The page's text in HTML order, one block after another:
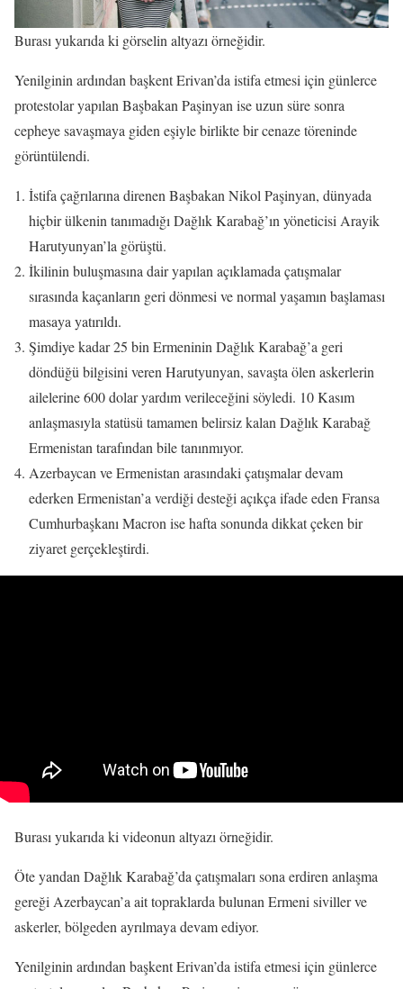
Burası yukarıda ki görselin altyazı örneğidir.
Yenilginin ardından başkent Erivan’da istifa etmesi için günlerce
protestolar yapılan Başbakan Paşinyan ise uzun süre sonra
cepheye savaşmaya giden eşiyle birlikte bir cenaze töreninde
görüntülendi.
İstifa çağrılarına direnen Başbakan Nikol Paşinyan, dünyada
hiçbir ülkenin tanımadığı Dağlık Karabağ’ın yöneticisi Arayik
Harutyunyan’la görüştü.
İkilinin buluşmasına dair yapılan açıklamada çatışmalar
sırasında kaçanların geri dönmesi ve normal yaşamın başlaması
masaya yatırıldı.
Şimdiye kadar 25 bin Ermeninin Dağlık Karabağ’a geri
döndüğü bilgisini veren Harutyunyan, savaşta ölen askerlerin
ailelerine 600 dolar yardım verileceğini söyledi. 10 Kasım
anlaşmasıyla statüsü tamamen belirsiz kalan Dağlık Karabağ
Ermenistan tarafından bile tanınmıyor.
Azerbaycan ve Ermenistan arasındaki çatışmalar devam
ederken Ermenistan’a verdiği desteği açıkça ifade eden Fransa
Cumhurbaşkanı Macron ise hafta sonunda dikkat çeken bir
ziyaret gerçekleştirdi.
Burası yukarıda ki videonun altyazı örneğidir.
Öte yandan Dağlık Karabağ’da çatışmaları sona erdiren anlaşma
gereği Azerbaycan’a ait topraklarda bulunan Ermeni siviller ve
askerler, bölgeden ayrılmaya devam ediyor.
Yenilginin ardından başkent Erivan’da istifa etmesi için günlerce